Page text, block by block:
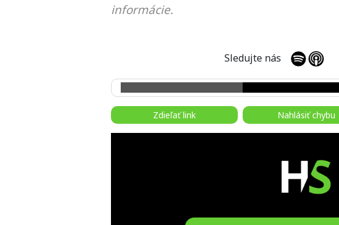
informácie.
Sledujte nás
Zdieľať link Nahlásiť chybu